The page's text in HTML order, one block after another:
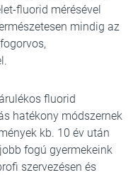
fluorid mérésével
mindig az
fluorid
hatékony módszernek
kb. 10 év után
fogú gyermekeink
szervezésen és